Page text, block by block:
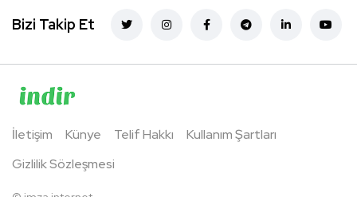
Bizi Takip Et
İletişim Künye Telif Hakkı
Kullanım Şartları
Gizlilik Sözleşmesi